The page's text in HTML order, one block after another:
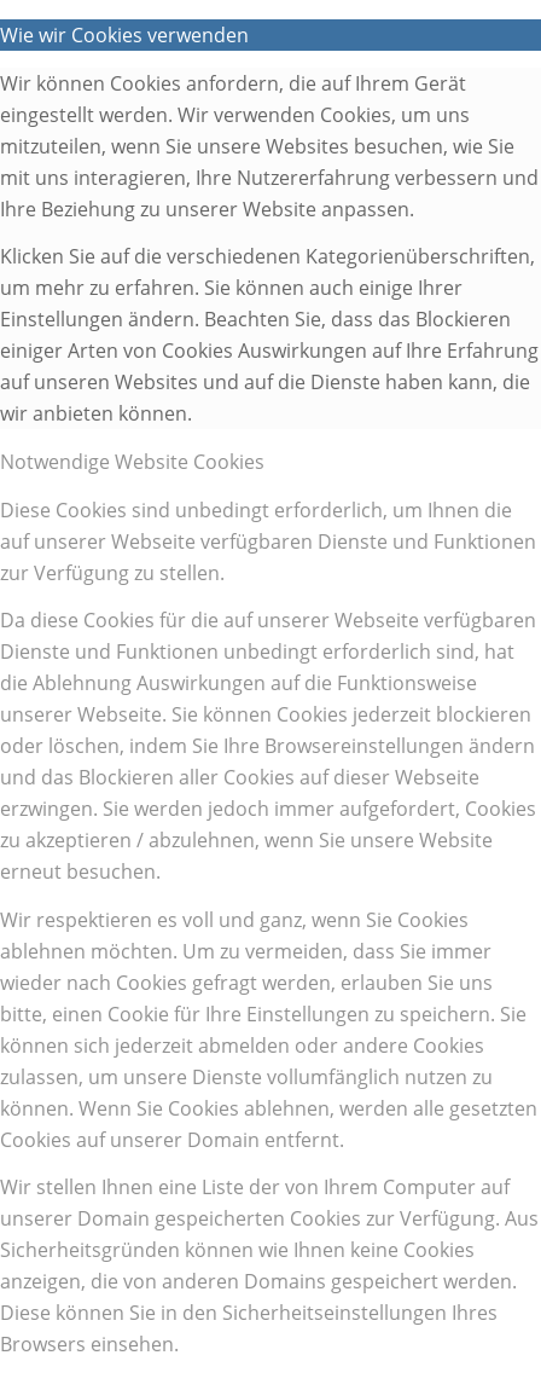
Wie wir Cookies verwenden
Wir können Cookies anfordern, die auf Ihrem Gerät
eingestellt werden. Wir verwenden Cookies, um uns
mitzuteilen, wenn Sie unsere Websites besuchen, wie Sie
mit uns interagieren, Ihre Nutzererfahrung verbessern und
Ihre Beziehung zu unserer Website anpassen.
Klicken Sie auf die verschiedenen Kategorienüberschriften,
um mehr zu erfahren. Sie können auch einige Ihrer
Einstellungen ändern. Beachten Sie, dass das Blockieren
einiger Arten von Cookies Auswirkungen auf Ihre Erfahrung
auf unseren Websites und auf die Dienste haben kann, die
wir anbieten können.
Notwendige Website Cookies
Diese Cookies sind unbedingt erforderlich, um Ihnen die
auf unserer Webseite verfügbaren Dienste und Funktionen
zur Verfügung zu stellen.
Da diese Cookies für die auf unserer Webseite verfügbaren
Dienste und Funktionen unbedingt erforderlich sind, hat
die Ablehnung Auswirkungen auf die Funktionsweise
unserer Webseite. Sie können Cookies jederzeit blockieren
oder löschen, indem Sie Ihre Browsereinstellungen ändern
und das Blockieren aller Cookies auf dieser Webseite
erzwingen. Sie werden jedoch immer aufgefordert, Cookies
zu akzeptieren / abzulehnen, wenn Sie unsere Website
erneut besuchen.
Wir respektieren es voll und ganz, wenn Sie Cookies
ablehnen möchten. Um zu vermeiden, dass Sie immer
wieder nach Cookies gefragt werden, erlauben Sie uns
bitte, einen Cookie für Ihre Einstellungen zu speichern. Sie
können sich jederzeit abmelden oder andere Cookies
zulassen, um unsere Dienste vollumfänglich nutzen zu
können. Wenn Sie Cookies ablehnen, werden alle gesetzten
Cookies auf unserer Domain entfernt.
Wir stellen Ihnen eine Liste der von Ihrem Computer auf
unserer Domain gespeicherten Cookies zur Verfügung. Aus
Sicherheitsgründen können wie Ihnen keine Cookies
anzeigen, die von anderen Domains gespeichert werden.
Diese können Sie in den Sicherheitseinstellungen Ihres
Browsers einsehen.